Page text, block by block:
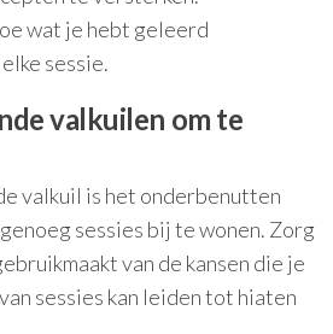
wat je hebt geleerd
sessie.
valkuilen om te
valkuil is het onderbenutten
sessies bij te wonen. Zorg
van de kansen die je
sessies kan leiden tot hiaten